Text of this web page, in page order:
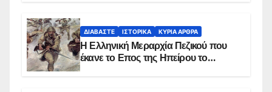
ΔΙΑΒΆΣΤΕ ΙΣΤΟΡΙΚΆ ΚΥΡΙΑ ΑΡΘΡΑ
Η Ελληνική Μεραρχία Πεζικού που
έκανε το Επος της Ηπείρου το